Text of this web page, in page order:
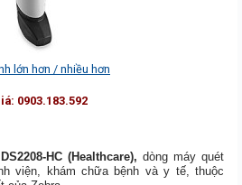
lớn hơn / nhiều hơn
0903.183.592
HC (Healthcare), dòng máy quét
viện, khám chữa bệnh và y tế, thuộc